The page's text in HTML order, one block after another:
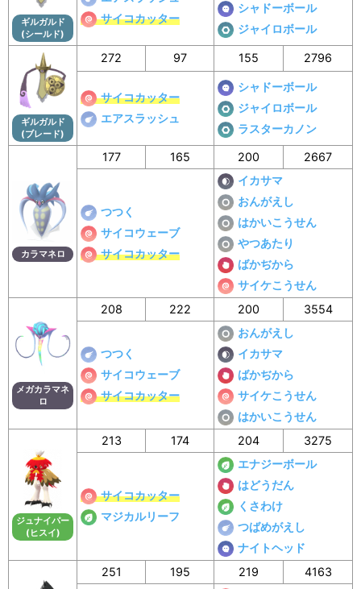
ギルガルド
(シールド)
サイコカッター
シャドーボール
ジャイロボール
ギルガルド
(ブレード)
272 97 155 2796
サイコカッター
エアスラッシュ
シャドーボール
ジャイロボール
ラスターカノン
カラマネロ
177 165 200 2667
つつく
サイコウェーブ
サイコカッター
イカサマ
おんがえし
はかいこうせん
やつあたり
ばかぢから
サイケこうせん
メガカラマネ
ロ
208 222 200 3554
つつく
サイコウェーブ
サイコカッター
おんがえし
イカサマ
ばかぢから
サイケこうせん
はかいこうせん
ジュナイパー
(ヒスイ)
213 174 204 3275
サイコカッター
マジカルリーフ
エナジーボール
はどうだん
くさわけ
つばめがえし
ナイトヘッド
251 195 219 4163